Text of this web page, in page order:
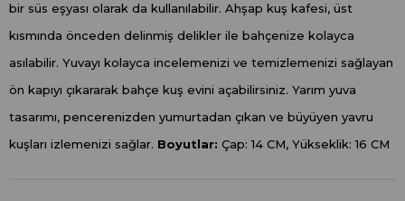
bir süs eşyası olarak da kullanılabilir. Ahşap kuş kafesi, üst
kısmında önceden delinmiş delikler ile bahçenize kolayca
asılabilir. Yuvayı kolayca incelemenizi ve temizlemenizi sağlayan
ön kapıyı çıkararak bahçe kuş evini açabilirsiniz. Yarım yuva
tasarımı, pencerenizden yumurtadan çıkan ve büyüyen yavru
kuşları izlemenizi sağlar. Boyutlar: Çap: 14 CM, Yükseklik: 16 CM